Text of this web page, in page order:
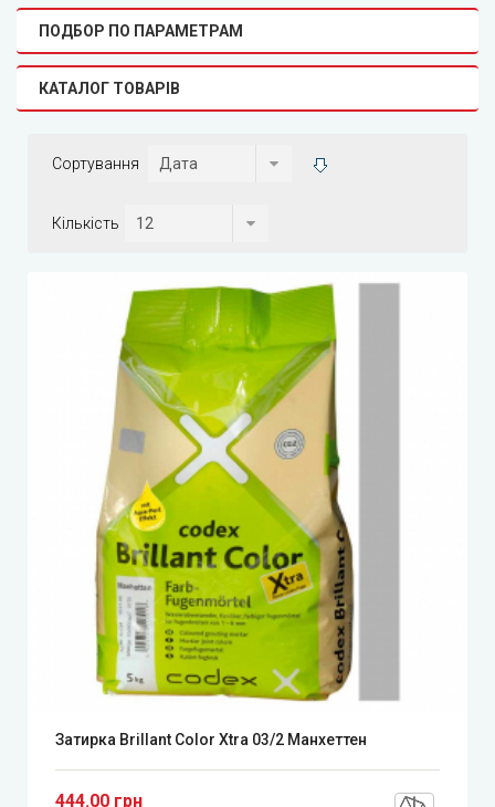
ПОДБОР ПО ПАРАМЕТРАМ
КАТАЛОГ ТОВАРІВ
Сортування
Кількість
Затирка Brillant Color Xtra 03/2 Манхеттен
444.00 грн